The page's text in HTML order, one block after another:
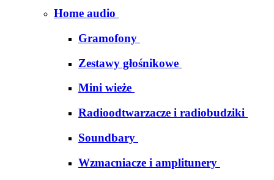
Home audio
Gramofony
Zestawy głośnikowe
Mini wieże
Radioodtwarzacze i radiobudziki
Soundbary
Wzmacniacze i amplitunery